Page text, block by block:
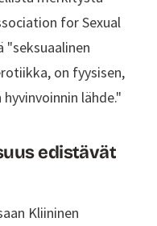
for Sexual
"seksuaalinen
on fyysisen,
lähde."
edistävät
Kliininen